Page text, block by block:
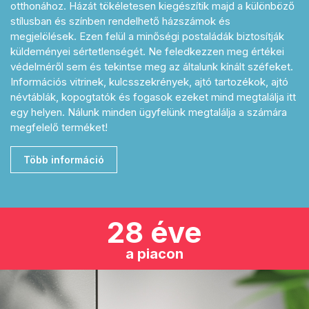
otthonához. Házát tökéletesen kiegészítik majd a különböző
stílusban és színben rendelhető házszámok és
megjelölések. Ezen felül a minőségi postaládák biztosítják
küldeményei sértetlenségét. Ne feledkezzen meg értékei
védelméről sem és tekintse meg az általunk kínált széfeket.
Információs vitrinek, kulcsszekrények, ajtó tartozékok, ajtó
névtáblák, kopogtatók és fogasok ezeket mind megtalálja itt
egy helyen. Nálunk minden ügyfelünk megtalálja a számára
megfelelő terméket!
Több információ
28 éve
a piacon